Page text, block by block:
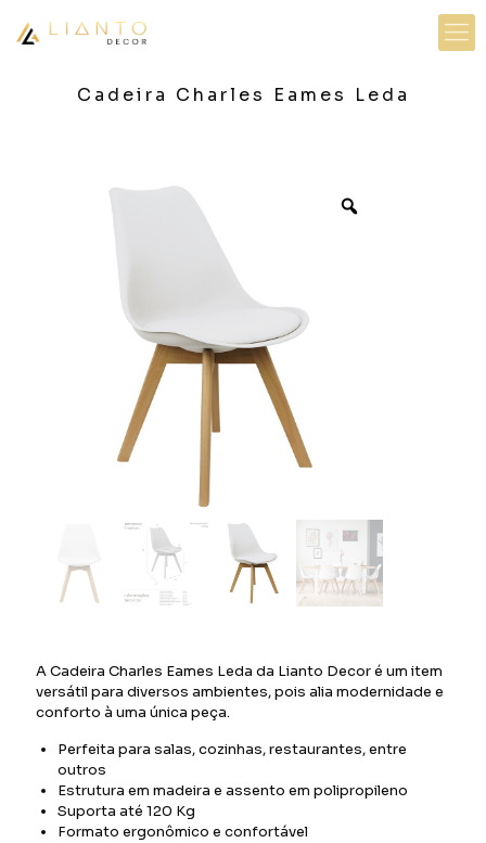
Cadeira Charles Eames Leda
A Cadeira Charles Eames Leda da Lianto Decor é um item
versátil para diversos ambientes, pois alia modernidade e
conforto à uma única peça.
Perfeita para salas, cozinhas, restaurantes, entre
outros
Estrutura em madeira e assento em polipropileno
Suporta até 120 Kg
Formato ergonômico e confortável